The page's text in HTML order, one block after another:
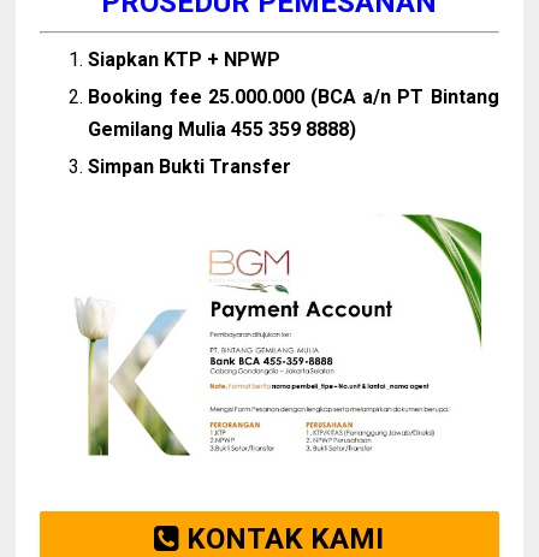
Siapkan KTP + NPWP
Booking fee 25.000.000 (BCA a/n PT Bintang
Gemilang Mulia 455 359 8888)
Simpan Bukti Transfer
KONTAK KAMI